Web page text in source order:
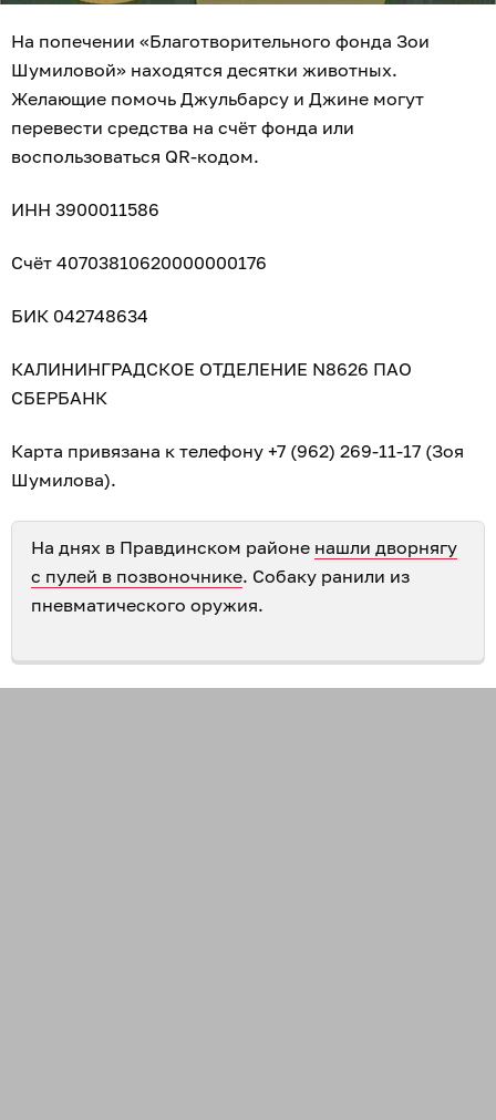
На попечении «Благотворительного фонда Зои
Шумиловой» находятся десятки животных.
Желающие помочь Джульбарсу и Джине могут
перевести средства на счёт фонда или
воспользоваться QR-кодом.
ИНН 3900011586
Счёт 40703810620000000176
БИК 042748634
КАЛИНИНГРАДСКОЕ ОТДЕЛЕНИЕ N8626 ПАО
СБЕРБАНК
Карта привязана к телефону +7 (962) 269-11-17 (Зоя
Шумилова).
На днях в Правдинском районе нашли дворнягу
с пулей в позвоночнике. Собаку ранили из
пневматического оружия.